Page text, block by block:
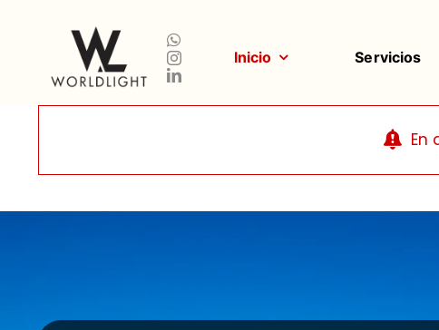
contenido
Inicio Servicios
En